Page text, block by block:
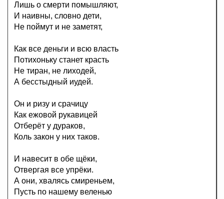
Лишь о смерти помышляют,
И наивны, словно дети,
Не поймут и не заметят,
Как все деньги и всю власть
Потихоньку станет красть
Не тиран, не лиходей,
А бесстыдный иудей.
Он и ризу и срачицу
Как ежовой рукавицей
Отберёт у дураков,
Коль закон у них таков.
И навесит в обе щёки,
Отвергая все упрёки.
А они, хвалясь смиреньем,
Пусть по нашему веленью